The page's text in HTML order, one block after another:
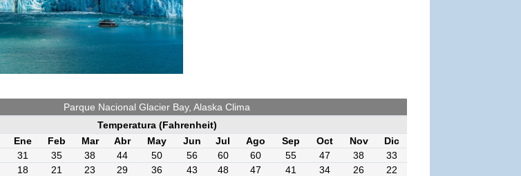
Parque Nacional Glacier Bay, Alaska Clima
Temperatura (Fahrenheit)
Ene
Feb Mar Abr May Jun Jul Ago Sep Oct Nov
Dic
31 35 38 44 50 56 60 60 55 47 38
33
18 21 23 29 36 43 48 47 41 34 26
22